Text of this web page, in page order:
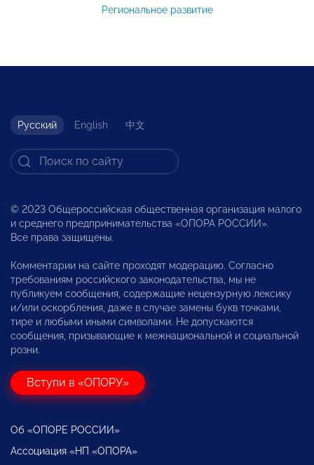
Региональное развитие
Русский English 中文
© 2023 Общероссийская общественная организация малого
и среднего предпринимательства «ОПОРА РОССИИ».
Все права защищены.
Комментарии на сайте проходят модерацию. Согласно
требованиям российского законодательства, мы не
публикуем сообщения, содержащие нецензурную лексику
и/или оскорбления, даже в случае замены букв точками,
тире и любыми иными символами. Не допускаются
сообщения, призывающие к межнациональной и социальной
розни.
Вступи в «ОПОРУ»
Об «ОПОРЕ РОССИИ»
Ассоциация «НП «ОПОРА»